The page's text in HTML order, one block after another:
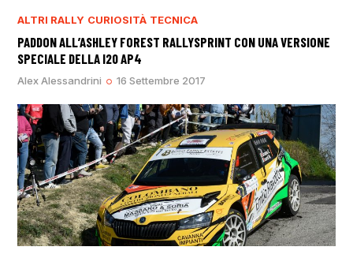
ALTRI RALLY CURIOSITÀ TECNICA
PADDON ALL’ASHLEY FOREST RALLYSPRINT CON UNA VERSIONE
SPECIALE DELLA I20 AP4
Alex Alessandrini 16 Settembre 2017